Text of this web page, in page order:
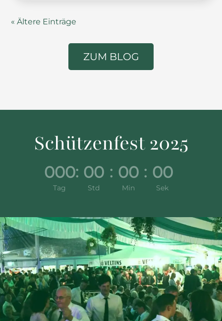
« Ältere Einträge
ZUM BLOG
Schützenfest 2025
000
Tag
: 00
Std
: 00
Min
: 00
Sek